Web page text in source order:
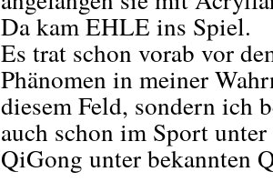
Da kam EHLE ins Spiel.
Es trat schon vorab vor
Phänomen in meiner
diesem Feld, sondern ich
auch schon im Sport
QiGong unter bekannten